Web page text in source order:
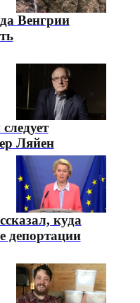
Венгрии
Ляйен
куда
депортации